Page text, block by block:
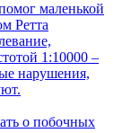
маленькой
Ретта
1:10000 –
нарушения,
о побочных